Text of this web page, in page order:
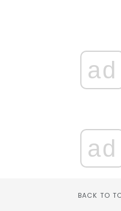
ad
ad
BACK TO